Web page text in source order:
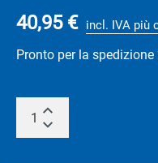
40,95 € incl. IVA più
Pronto per la spedizione